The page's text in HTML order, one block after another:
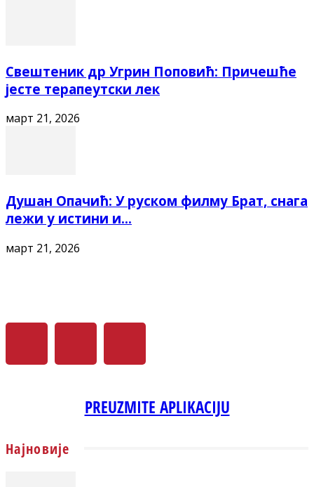
Свештеник др Угрин Поповић: Причешће
јесте терапеутски лек
март 21, 2026
Душан Опачић: У руском филму Брат, снага
лежи у истини и...
март 21, 2026
PREUZMITE APLIKACIJU
Најновије